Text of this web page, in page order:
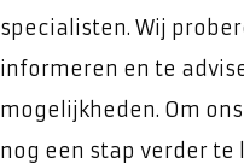
specialisten. Wij
informeren en te
mogelijkheden. Om
nog een stap verder te